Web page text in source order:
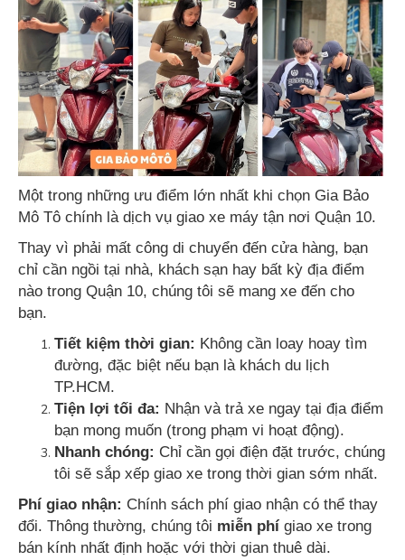
Một trong những ưu điểm lớn nhất khi chọn Gia Bảo
Mô Tô chính là dịch vụ giao xe máy tận nơi Quận 10.
Thay vì phải mất công di chuyển đến cửa hàng, bạn
chỉ cần ngồi tại nhà, khách sạn hay bất kỳ địa điểm
nào trong Quận 10, chúng tôi sẽ mang xe đến cho
bạn.
Tiết kiệm thời gian: Không cần loay hoay tìm
đường, đặc biệt nếu bạn là khách du lịch
TP.HCM.
Tiện lợi tối đa: Nhận và trả xe ngay tại địa điểm
bạn mong muốn (trong phạm vi hoạt động).
Nhanh chóng: Chỉ cần gọi điện đặt trước, chúng
tôi sẽ sắp xếp giao xe trong thời gian sớm nhất.
Phí giao nhận: Chính sách phí giao nhận có thể thay
đổi. Thông thường, chúng tôi miễn phí giao xe trong
bán kính nhất định hoặc với thời gian thuê dài.